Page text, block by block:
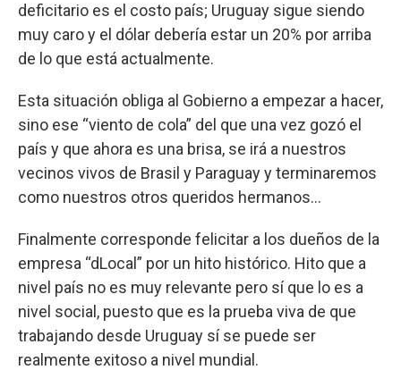
deficitario es el costo país; Uruguay sigue siendo
muy caro y el dólar debería estar un 20% por arriba
de lo que está actualmente.
Esta situación obliga al Gobierno a empezar a hacer,
sino ese “viento de cola” del que una vez gozó el
país y que ahora es una brisa, se irá a nuestros
vecinos vivos de Brasil y Paraguay y terminaremos
como nuestros otros queridos hermanos…
Finalmente corresponde felicitar a los dueños de la
empresa “dLocal” por un hito histórico. Hito que a
nivel país no es muy relevante pero sí que lo es a
nivel social, puesto que es la prueba viva de que
trabajando desde Uruguay sí se puede ser
realmente exitoso a nivel mundial.